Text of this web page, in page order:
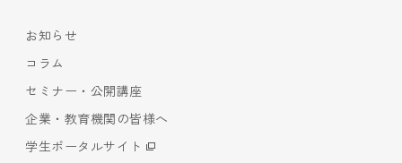
お知らせ
コラム
セミナー・公開講座
企業・教育機関の皆様へ
学生ポータルサイト